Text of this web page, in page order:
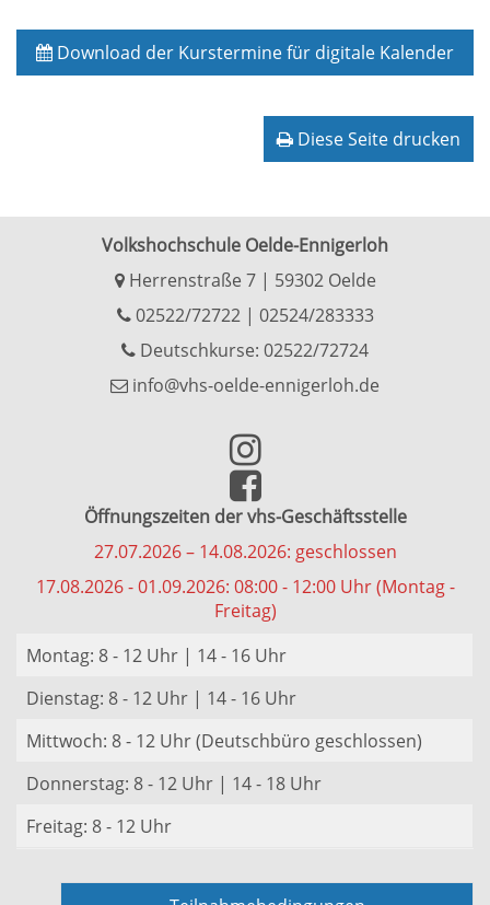
Download der Kurstermine für digitale Kalender
Diese Seite drucken
Volkshochschule Oelde-Ennigerloh
Herrenstraße 7 | 59302 Oelde
02522/72722| 02524/283333
Deutschkurse: 02522/72724
info@vhs-oelde-ennigerloh.de
Öffnungszeiten der vhs-Geschäftsstelle
27.07.2026 – 14.08.2026: geschlossen
17.08.2026 - 01.09.2026: 08:00 - 12:00 Uhr (Montag -
Freitag)
Montag: 8 - 12 Uhr | 14 - 16 Uhr
Dienstag: 8 - 12 Uhr | 14 - 16 Uhr
Mittwoch: 8 - 12 Uhr (Deutschbüro geschlossen)
Donnerstag: 8 - 12 Uhr | 14 - 18 Uhr
Freitag: 8 - 12 Uhr